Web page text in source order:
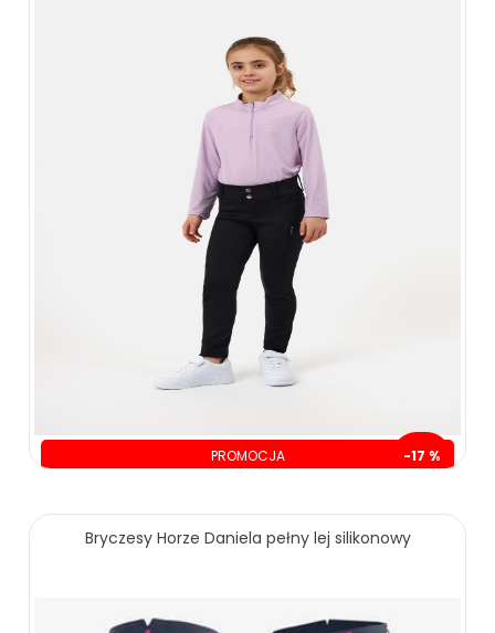
PROMOCJA -17 %
149.00 zł 179.00 zł
Bryczesy Horze Daniela pełny lej silikonowy